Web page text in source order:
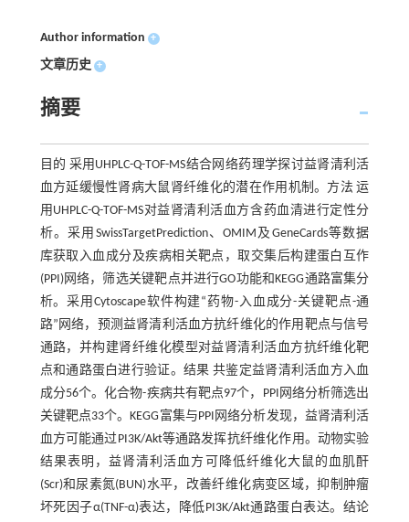
Author information +
文章历史 +
摘要
目的 采用UHPLC-Q-TOF-MS结合网络药理学探讨益肾清利活
血方延缓慢性肾病大鼠肾纤维化的潜在作用机制。方法 运
用UHPLC-Q-TOF-MS对益肾清利活血方含药血清进行定性分
析。采用SwissTargetPrediction、OMIM及GeneCards等数据
库获取入血成分及疾病相关靶点，取交集后构建蛋白互作
(PPI)网络，筛选关键靶点并进行GO功能和KEGG通路富集分
析。采用Cytoscape软件构建“药物-入血成分-关键靶点-通
路”网络，预测益肾清利活血方抗纤维化的作用靶点与信号
通路，并构建肾纤维化模型对益肾清利活血方抗纤维化靶
点和通路蛋白进行验证。结果 共鉴定益肾清利活血方入血
成分56个。化合物-疾病共有靶点97个，PPI网络分析筛选出
关键靶点33个。KEGG富集与PPI网络分析发现，益肾清利活
血方可能通过PI3K/Akt等通路发挥抗纤维化作用。动物实验
结果表明，益肾清利活血方可降低纤维化大鼠的血肌酐
(Scr)和尿素氮(BUN)水平，改善纤维化病变区域，抑制肿瘤
坏死因子α(TNF-α)表达，降低PI3K/Akt通路蛋白表达。结论